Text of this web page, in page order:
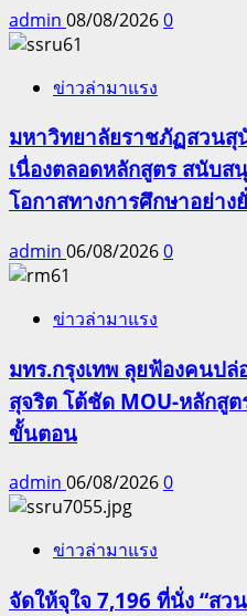
admin 08/08/20260
ข่าวล่ามาแรง
มหาวิทยาลัยราชภัฏสวน
เนื่องตลอดหลักสูตร สนับส
โอกาสทางการศึกษาอย่าง
admin 06/08/20260
ข่าวล่ามาแรง
มทร.กรุงเทพ ลุยฟ้องคนป
สุจริต โต้ชัด MOU-หลักสู
ขั้นตอน
admin 06/08/20260
ข่าวล่ามาแรง
จัดให้จุใจ 7,196 ที่นั่ง “สว